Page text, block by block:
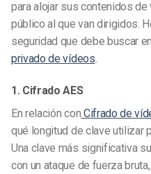
para alojar sus contenidos
público al que van dirigidos.
seguridad que debe buscar
privado de vídeos.
1. Cifrado AES
En relación con Cifrado de
qué longitud de clave utilizar
Una clave más significativa
con un ataque de fuerza